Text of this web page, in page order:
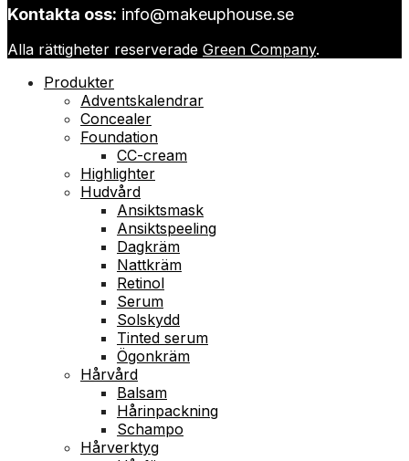
Kontakta oss: info@makeuphouse.se
Alla rättigheter reserverade Green Company.
Produkter
Adventskalendrar
Concealer
Foundation
CC-cream
Highlighter
Hudvård
Ansiktsmask
Ansiktspeeling
Dagkräm
Nattkräm
Retinol
Serum
Solskydd
Tinted serum
Ögonkräm
Hårvård
Balsam
Hårinpackning
Schampo
Hårverktyg